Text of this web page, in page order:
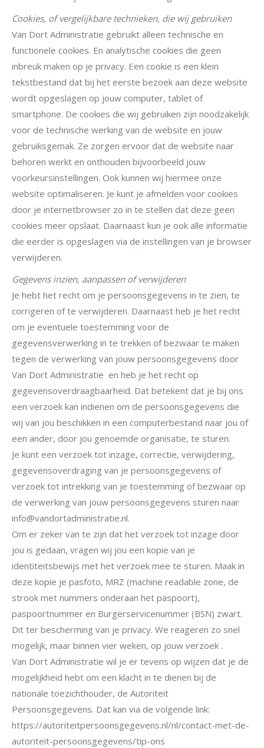
Cookies, of vergelijkbare technieken, die wij gebruiken
Van Dort Administratie gebruikt alleen technische en
functionele cookies. En analytische cookies die geen
inbreuk maken op je privacy. Een cookie is een klein
tekstbestand dat bij het eerste bezoek aan deze website
wordt opgeslagen op jouw computer, tablet of
smartphone. De cookies die wij gebruiken zijn noodzakelijk
voor de technische werking van de website en jouw
gebruiksgemak. Ze zorgen ervoor dat de website naar
behoren werkt en onthouden bijvoorbeeld jouw
voorkeursinstellingen. Ook kunnen wij hiermee onze
website optimaliseren. Je kunt je afmelden voor cookies
door je internetbrowser zo in te stellen dat deze geen
cookies meer opslaat. Daarnaast kun je ook alle informatie
die eerder is opgeslagen via de instellingen van je browser
verwijderen.
Gegevens inzien, aanpassen of verwijderen
Je hebt het recht om je persoonsgegevens in te zien, te
corrigeren of te verwijderen. Daarnaast heb je het recht
om je eventuele toestemming voor de
gegevensverwerking in te trekken of bezwaar te maken
tegen de verwerking van jouw persoonsgegevens door
Van Dort Administratie en heb je het recht op
gegevensoverdraagbaarheid. Dat betekent dat je bij ons
een verzoek kan indienen om de persoonsgegevens die
wij van jou beschikken in een computerbestand naar jou of
een ander, door jou genoemde organisatie, te sturen.
Je kunt een verzoek tot inzage, correctie, verwijdering,
gegevensoverdraging van je persoonsgegevens of
verzoek tot intrekking van je toestemming of bezwaar op
de verwerking van jouw persoonsgegevens sturen naar
info@vandortadministratie.nl.
Om er zeker van te zijn dat het verzoek tot inzage door
jou is gedaan, vragen wij jou een kopie van je
identiteitsbewijs met het verzoek mee te sturen. Maak in
deze kopie je pasfoto, MRZ (machine readable zone, de
strook met nummers onderaan het paspoort),
paspoortnummer en Burgerservicenummer (BSN) zwart.
Dit ter bescherming van je privacy. We reageren zo snel
mogelijk, maar binnen vier weken, op jouw verzoek .
Van Dort Administratie wil je er tevens op wijzen dat je de
mogelijkheid hebt om een klacht in te dienen bij de
nationale toezichthouder, de Autoriteit
Persoonsgegevens. Dat kan via de volgende link:
https://autoriteitpersoonsgegevens.nl/nl/contact-met-de-
autoriteit-persoonsgegevens/tip-ons